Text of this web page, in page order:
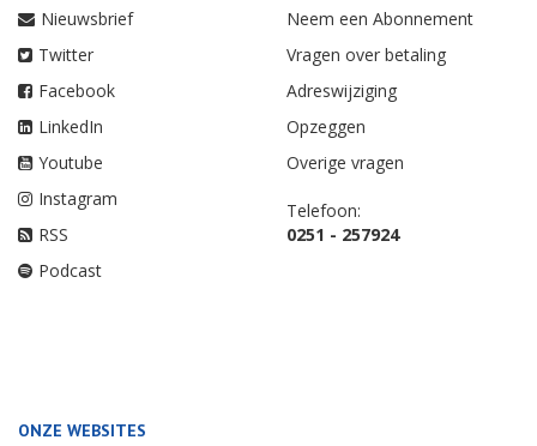
Nieuwsbrief
Twitter
Facebook
LinkedIn
Youtube
Instagram
RSS
Podcast
Neem een Abonnement
Vragen over betaling
Adreswijziging
Opzeggen
Overige vragen
Telefoon:
0251 - 257924
ONZE WEBSITES